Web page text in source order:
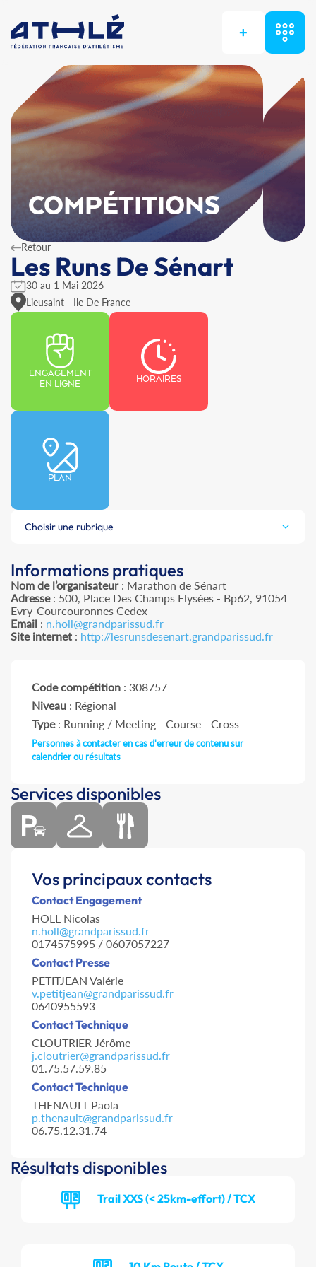
+
COMPÉTITIONS
Retour
Les Runs De Sénart
30 au 1 Mai 2026
Lieusaint - Ile De France
ENGAGEMENT
EN LIGNE
HORAIRES
PLAN
Choisir une rubrique
Informations pratiques
Nom de l’organisateur: Marathon de Sénart
Adresse: 500, Place Des Champs Elysées - Bp62, 91054
Evry-Courcouronnes Cedex
Email : n.holl@grandparissud.fr
Site internet : http://lesrunsdesenart.grandparissud.fr
Code compétition : 308757
Niveau : Régional
Type: Running / Meeting - Course - Cross
Personnes à contacter en cas d'erreur de contenu sur
calendrier ou résultats
Services disponibles
Vos principaux contacts
Contact Engagement
HOLL Nicolas
n.holl@grandparissud.fr
0174575995 / 0607057227
Contact Presse
PETITJEAN Valérie
v.petitjean@grandparissud.fr
0640955593
Contact Technique
CLOUTRIER Jérôme
j.cloutrier@grandparissud.fr
01.75.57.59.85
Contact Technique
THENAULT Paola
p.thenault@grandparissud.fr
06.75.12.31.74
Résultats disponibles
Trail XXS (< 25km-effort) / TCX